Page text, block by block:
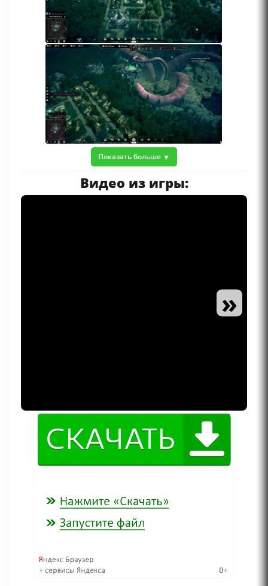
Показать больше
Видео из игры:
»